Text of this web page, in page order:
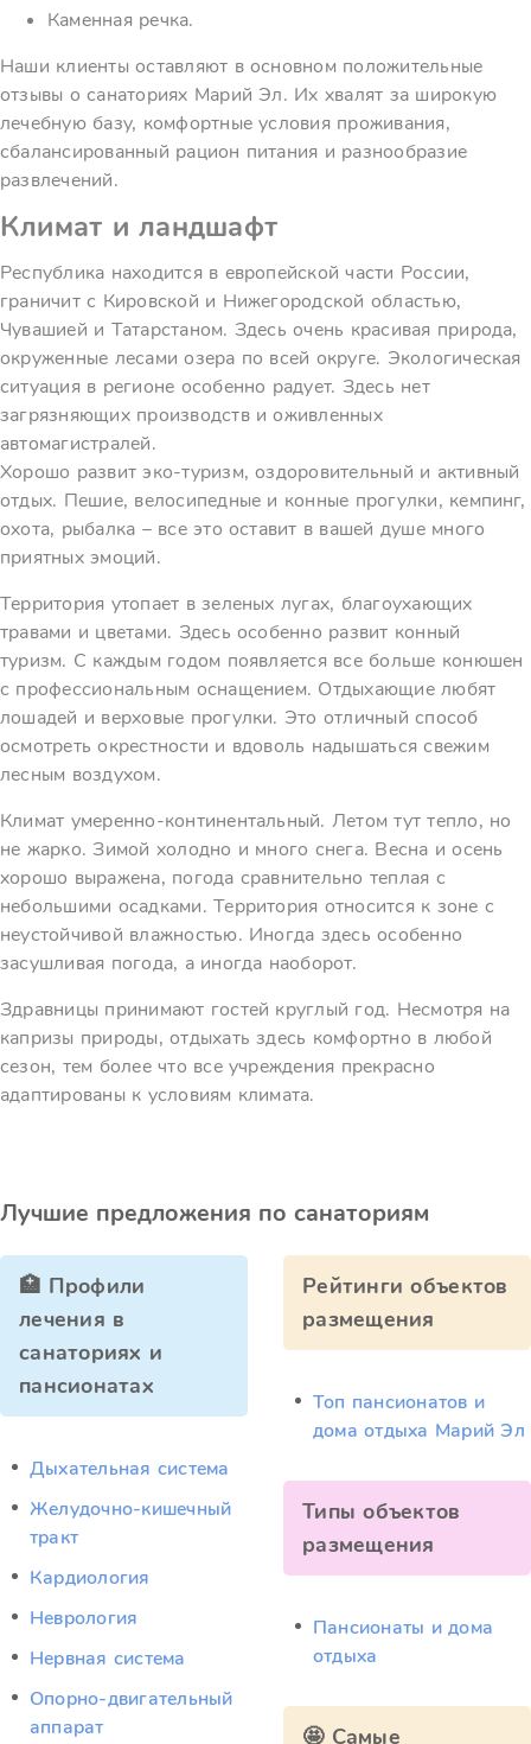
Каменная речка.
Наши клиенты оставляют в основном положительные
отзывы о санаториях Марий Эл. Их хвалят за широкую
лечебную базу, комфортные условия проживания,
сбалансированный рацион питания и разнообразие
развлечений.
Климат и ландшафт
Республика находится в европейской части России,
граничит с Кировской и Нижегородской областью,
Чувашией и Татарстаном. Здесь очень красивая природа,
окруженные лесами озера по всей округе. Экологическая
ситуация в регионе особенно радует. Здесь нет
загрязняющих производств и оживленных
автомагистралей.
Хорошо развит эко-туризм, оздоровительный и активный
отдых. Пешие, велосипедные и конные прогулки, кемпинг,
охота, рыбалка – все это оставит в вашей душе много
приятных эмоций.
Территория утопает в зеленых лугах, благоухающих
травами и цветами. Здесь особенно развит конный
туризм. С каждым годом появляется все больше конюшен
с профессиональным оснащением. Отдыхающие любят
лошадей и верховые прогулки. Это отличный способ
осмотреть окрестности и вдоволь надышаться свежим
лесным воздухом.
Климат умеренно-континентальный. Летом тут тепло, но
не жарко. Зимой холодно и много снега. Весна и осень
хорошо выражена, погода сравнительно теплая с
небольшими осадками. Территория относится к зоне с
неустойчивой влажностью. Иногда здесь особенно
засушливая погода, а иногда наоборот.
Здравницы принимают гостей круглый год. Несмотря на
капризы природы, отдыхать здесь комфортно в любой
сезон, тем более что все учреждения прекрасно
адаптированы к условиям климата.
Лучшие предложения по санаториям
🏥 Профили
лечения в
санаториях и
пансионатах
Дыхательная система
Желудочно-кишечный
тракт
Кардиология
Неврология
Нервная система
Опорно-двигательный
аппарат
Рейтинги объектов
размещения
Топ пансионатов и
дома отдыха Марий Эл
Типы объектов
размещения
Пансионаты и дома
отдыха
🤩 Самые